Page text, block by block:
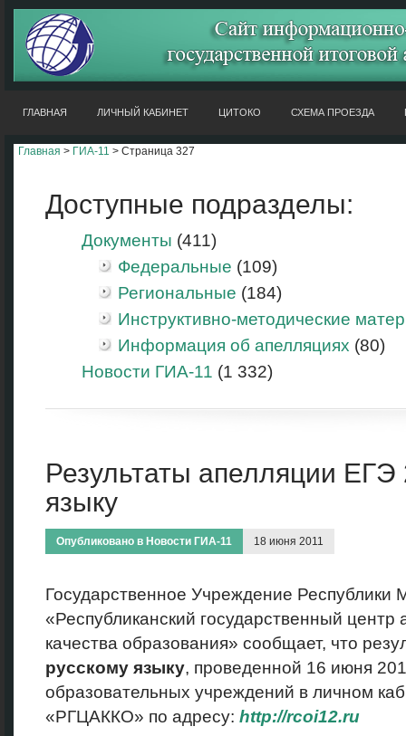
ГЛАВНАЯ ЛИЧНЫЙ КАБИНЕТ ЦИТОКО СХЕМА ПРОЕЗДА
Главная > ГИА-11 > Страница 327
Доступные подразделы:
Документы (411)
Федеральные (109)
Региональные (184)
Инструктивно-методические
Информация об апелляциях (80)
Новости ГИА-11 (1 332)
Результаты апелляции ЕГЭ
языку
Опубликовано в Новости ГИА-11 18 июня 2011
Государственное Учреждение Республики
«Республиканский государственный центр
качества образования» сообщает, что
русскому языку, проведенной 16 июня
образовательных учреждений в личном
«РГЦАККО» по адресу: http://rcoi12.ru